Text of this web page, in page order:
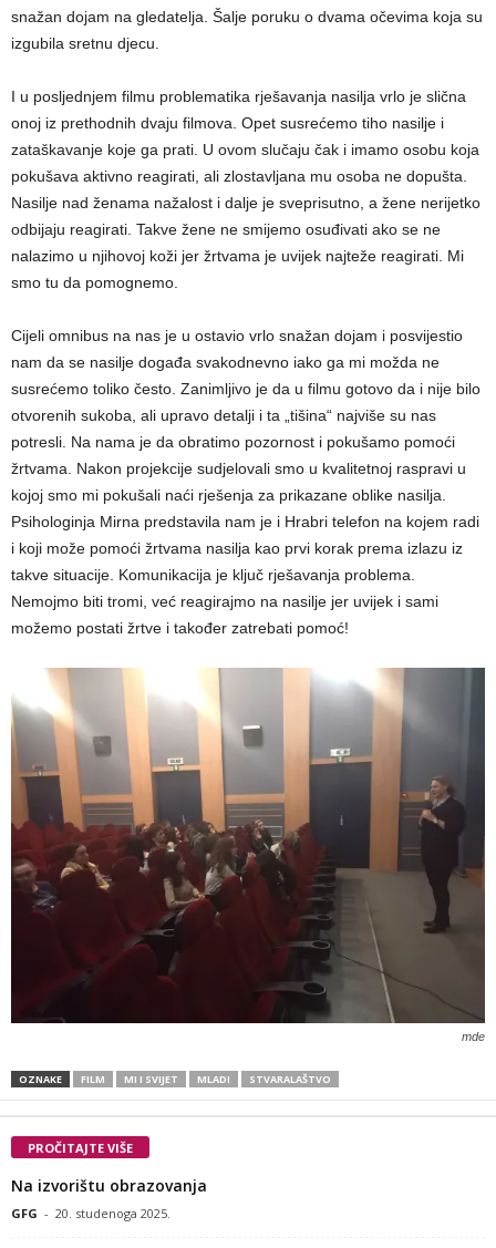
snažan dojam na gledatelja. Šalje poruku o dvama očevima koja su
izgubila sretnu djecu.
I u posljednjem filmu problematika rješavanja nasilja vrlo je slična
onoj iz prethodnih dvaju filmova. Opet susrećemo tiho nasilje i
zataškavanje koje ga prati. U ovom slučaju čak i imamo osobu koja
pokušava aktivno reagirati, ali zlostavljana mu osoba ne dopušta.
Nasilje nad ženama nažalost i dalje je sveprisutno, a žene nerijetko
odbijaju reagirati. Takve žene ne smijemo osuđivati ako se ne
nalazimo u njihovoj koži jer žrtvama je uvijek najteže reagirati. Mi
smo tu da pomognemo.
Cijeli omnibus na nas je u ostavio vrlo snažan dojam i posvijestio
nam da se nasilje događa svakodnevno iako ga mi možda ne
susrećemo toliko često. Zanimljivo je da u filmu gotovo da i nije bilo
otvorenih sukoba, ali upravo detalji i ta „tišina“ najviše su nas
potresli. Na nama je da obratimo pozornost i pokušamo pomoći
žrtvama. Nakon projekcije sudjelovali smo u kvalitetnoj raspravi u
kojoj smo mi pokušali naći rješenja za prikazane oblike nasilja.
Psihologinja Mirna predstavila nam je i Hrabri telefon na kojem radi
i koji može pomoći žrtvama nasilja kao prvi korak prema izlazu iz
takve situacije. Komunikacija je ključ rješavanja problema.
Nemojmo biti tromi, već reagirajmo na nasilje jer uvijek i sami
možemo postati žrtve i također zatrebati pomoć!
mde
OZNAKE FILM MI I SVIJET MLADI STVARALAŠTVO
PROČITAJTE VIŠE
Na izvorištu obrazovanja
GFG - 20. studenoga 2025.